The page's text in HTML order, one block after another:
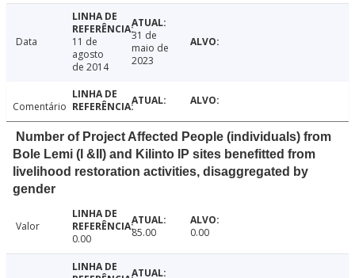
Data
11 de
agosto
de 2014
31 de
maio de
2023
Comentário
Number of Project Affected People (individuals) from
Bole Lemi (I &II) and Kilinto IP sites benefitted from
livelihood restoration activities, disaggregated by
gender
Valor
0.00
85.00 0.00